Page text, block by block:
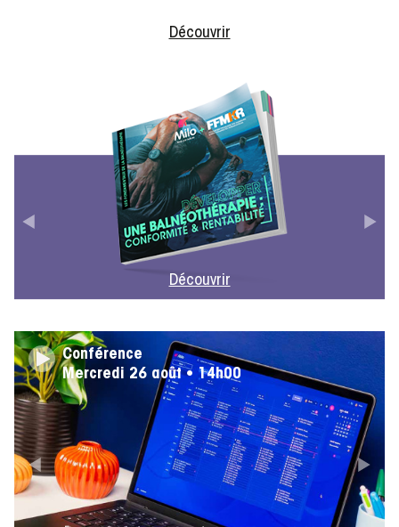
Découvrir
Découvrir
Conférence
Mercredi 26 août • 14h00